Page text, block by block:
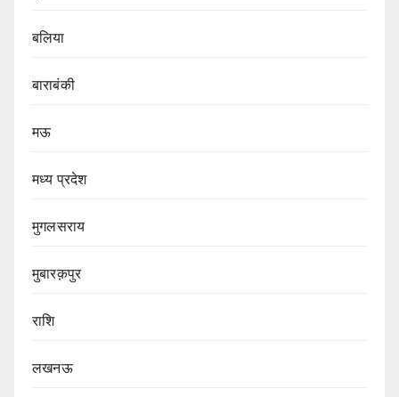
बलिया
बाराबंकी
मऊ
मध्य प्रदेश
मुगलसराय
मुबारक़पुर
राशि
लखनऊ